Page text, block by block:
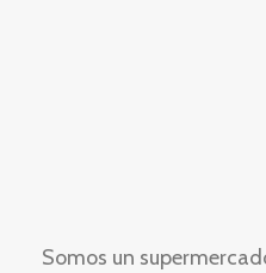
Somos un